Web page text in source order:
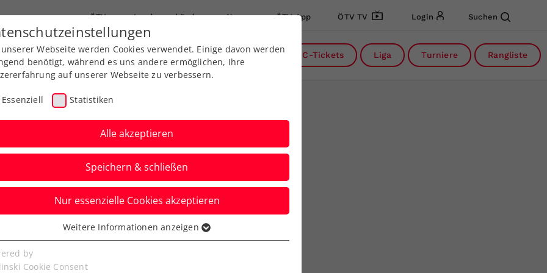
ÖTV Landesverbände News ÖTV App ÖTV TV Login Suchen
Ausbildungen Services Über uns DC-Tickets Liga Turniere Rangliste
2023: Medvedev und
Topstars
Webseite werden Cookies verwendet. Einige davon werden
benötigt, während es uns andere ermöglichen, Ihre
auf unserer Webseite zu verbessern.
Essenziell Statistiken
Alle akzeptieren
Speichern & schließen
Nur essenzielle Cookies akzeptieren
Cookies werden für grundlegende Funktionen der
benötigt. Dadurch ist gewährleistet, dass die Webseite
Weitere Informationen anzeigen
by
Cookie Consent